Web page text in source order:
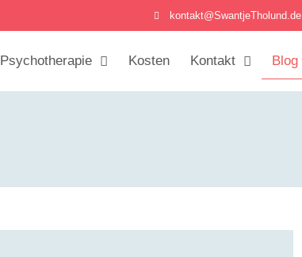
kontakt@SwantjeTholund.de
Psychotherapie Kosten Kontakt Blog